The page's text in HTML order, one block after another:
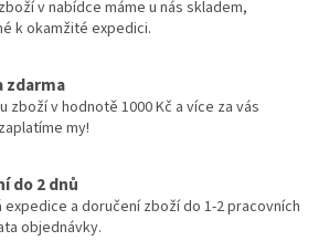
v nabídce máme u nás skladem,
k okamžité expedici.
zdarma
zboží v hodnotě 1000 Kč a více za vás
my!
do 2 dnů
expedice a doručení zboží do 1-2 pracovních
objednávky.